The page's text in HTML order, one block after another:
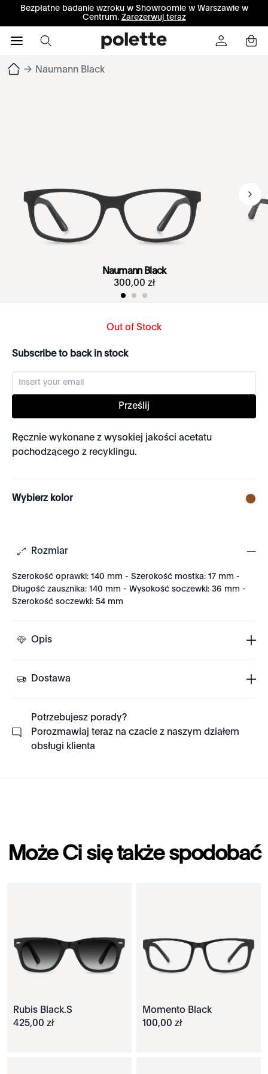
Bezpłatne badanie wzroku w Showroomie w Warszawie w
Centrum. Zarezerwuj teraz
→ Naumann Black
Naumann Black
300,00 zł
Out of Stock
Subscribe to back in stock
Prześlij
Ręcznie wykonane z wysokiej jakości acetatu
pochodzącego z recyklingu.
Wybierz kolor
Rozmiar
Szerokość oprawki: 140 mm - Szerokość mostka: 17 mm -
Długość zausznika: 140 mm - Wysokość soczewki: 36 mm -
Szerokość soczewki: 54 mm
Opis
Dostawa
Potrzebujesz porady?
Porozmawiaj teraz na czacie z naszym działem
obsługi klienta
Może Ci się także spodobać
Rubis Black.S
425,00 zł
Momento Black
100,00 zł